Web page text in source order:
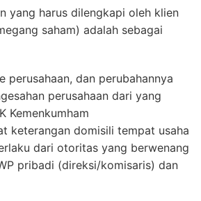
yang harus dilengkapi oleh klien
saham) adalah sebagai
perusahaan, dan perubahannya
perusahaan dari yang
Kemenkumham
keterangan domisili tempat usaha
dari otoritas yang berwenang
pribadi (direksi/komisaris) dan